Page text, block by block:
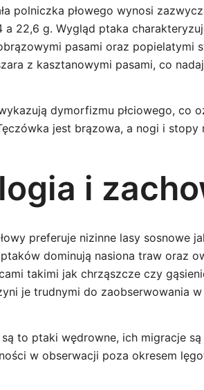
polniczka płowego wynosi
a 22,6 g. Wygląd ptaka
pasami oraz popielatymi
z kasztanowymi pasami, co
dymorfizmu płciowego, co
jest brązowa, a nogi i
i
preferuje nizinne lasy sosnowe
dominują nasiona traw oraz
takimi jak chrząszcze czy
je trudnymi do zaobserwowania
to ptaki wędrowne, ich migracje
w obserwacji poza okresem